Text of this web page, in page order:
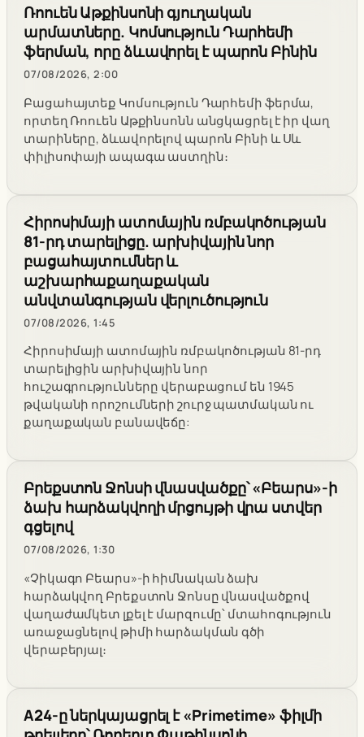
Ռոուեն Աթքինսոնի գյուղական
արմատները. Կոմսություն Դարհեմի
ֆերման, որը ձևավորել է պարոն Բինին
07/08/2026, 2:00
Բացահայտեք Կոմսություն Դարհեմի ֆերմա,
որտեղ Ռոուեն Աթքինսոնն անցկացրել է իր վաղ
տարիները, ձևավորելով պարոն Բինի և Սև
փիլիսոփայի ապագա աստղին։
Հիրոսիմայի ատոմային ռմբակոծության
81-րդ տարելիցը. արխիվային նոր
բացահայտումներ և
աշխարհաքաղաքական
անվտանգության վերլուծություն
07/08/2026, 1:45
Հիրոսիմայի ատոմային ռմբակոծության 81-րդ
տարելիցին արխիվային նոր
հուշագրությունները վերաբացում են 1945
թվականի որոշումների շուրջ պատմական ու
քաղաքական բանավեճը:
Բրեքստոն Ջոնսի վնասվածքը՝ «Բեարս»-ի
ձախ հարձակվողի մրցույթի վրա ստվեր
գցելով
07/08/2026, 1:30
«Չիկագո Բեարս»-ի հիմնական ձախ
հարձակվող Բրեքստոն Ջոնսը վնասվածքով
վաղաժամկետ լքել է մարզումը՝ մտահոգություն
առաջացնելով թիմի հարձակման գծի
վերաբերյալ։
A24-ը ներկայացրել է «Primetime» ֆիլմի